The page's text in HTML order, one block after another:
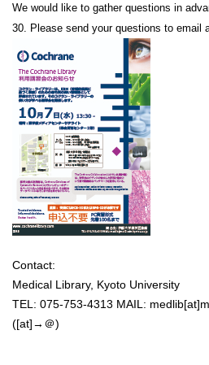
We would like to gather questions in
30. Please send your questions to email
Contact:
Medical Library, Kyoto University
TEL: 075-753-4313 MAIL:
([at]→＠)